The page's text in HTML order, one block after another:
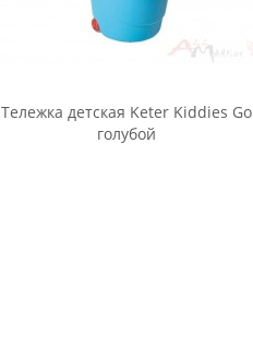
Тележка детская Keter Kiddies Go
голубой